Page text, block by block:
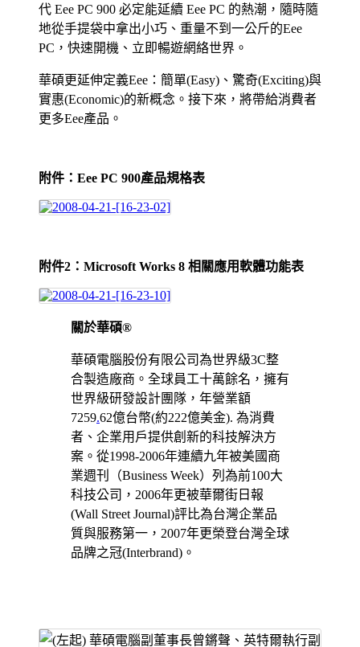
代 Eee PC 900 必定能延續 Eee PC 的熱潮，隨時隨
地從手提袋中拿出小巧、重量不到一公斤的Eee
PC，快速開機、立即暢遊網絡世界。
華碩更延伸定義Eee：簡單(Easy)、驚奇(Exciting)與
實惠(Economic)的新概念。接下來，將帶給消費者
更多Eee產品。
附件：Eee PC 900產品規格表
附件2 ： Microsoft Works 8 相關應用軟體功能表
關於華碩®
華碩電腦股份有限公司為世界級3C整
合製造廠商。全球員工十萬餘名，擁有
世界級研發設計團隊，年營業額
7259.62億台幣(約222億美金). 為消費
者、企業用戶提供創新的科技解決方
案。從1998-2006年連續九年被美國商
業週刊（Business Week）列為前100大
科技公司，2006年更被華爾街日報
(Wall Street Journal)評比為台灣企業品
質與服務第一，2007年更榮登台灣全球
品牌之冠(Interbrand)。